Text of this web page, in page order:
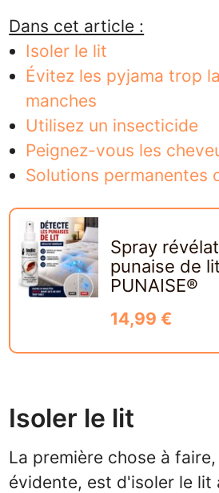
Dans cet article :
Isoler le lit
Évitez les pyjama trop
manches
Utilisez un insecticide
Peignez-vous les
Solutions permanentes
Spray
punaise de
PUNAISE®
14,99 €
Isoler le lit
La première chose à
évidente, est d'isoler le lit